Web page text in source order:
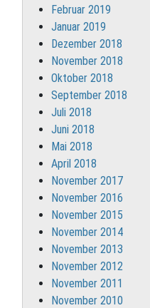
Februar 2019
Januar 2019
Dezember 2018
November 2018
Oktober 2018
September 2018
Juli 2018
Juni 2018
Mai 2018
April 2018
November 2017
November 2016
November 2015
November 2014
November 2013
November 2012
November 2011
November 2010